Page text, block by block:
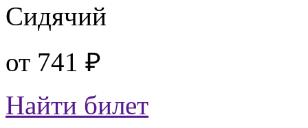
Сидячий
от 741 ₽
Найти билет